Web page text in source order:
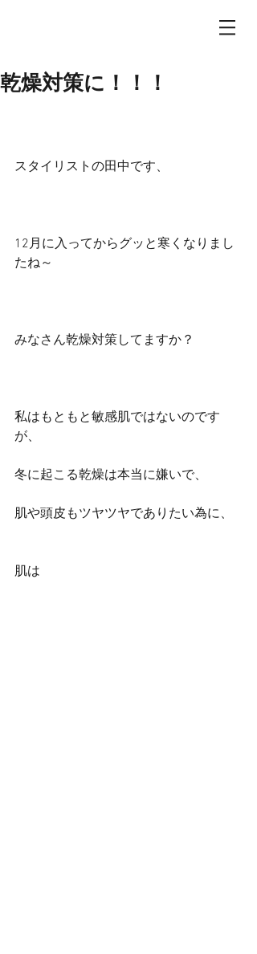
乾燥対策に！！！
スタイリストの田中です、
12月に入ってからグッと寒くなりまし
たね～
みなさん乾燥対策してますか？
私はもともと敏感肌ではないのです
が、
冬に起こる乾燥は本当に嫌いで、
肌や頭皮もツヤツヤでありたい為に、
肌は